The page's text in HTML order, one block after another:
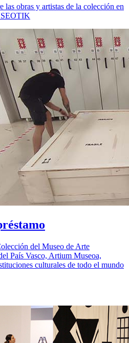
las obras y artistas de la colección en
del Museo de Arte
País Vasco, Artium Museoa,
culturales de todo el mundo